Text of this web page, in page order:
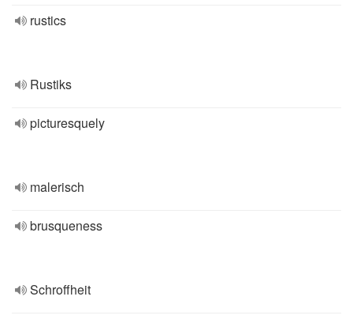
rustics
Rustiks
picturesquely
malerisch
brusqueness
Schroffheit